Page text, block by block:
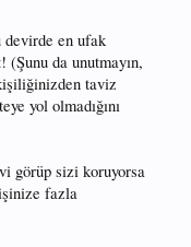
devirde en ufak
(Şunu da unutmayın,
taviz
yol olmadığını
görüp sizi koruyorsa
fazla